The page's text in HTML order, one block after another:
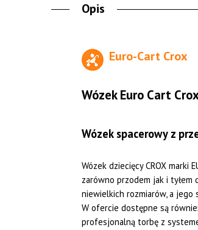
Opis
Euro-Cart Crox
Wózek Euro Cart
Wózek spacerowy z
Wózek dziecięcy CROX
zarówno przodem jak i
niewielkich rozmiarów, a jego
W ofercie dostępne są
profesjonalną torbę z